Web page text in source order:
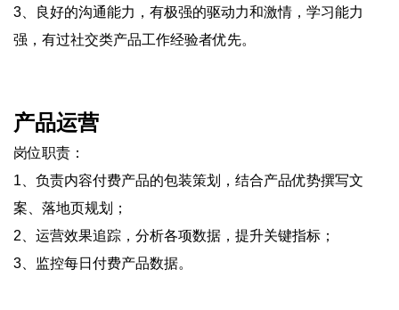
3、良好的沟通能力，有极强的驱动力和激情，学习能力
强，有过社交类产品工作经验者优先。
产品运营
岗位职责：
1、负责内容付费产品的包装策划，结合产品优势撰写文
案、落地页规划；
2、运营效果追踪，分析各项数据，提升关键指标；
3、监控每日付费产品数据。